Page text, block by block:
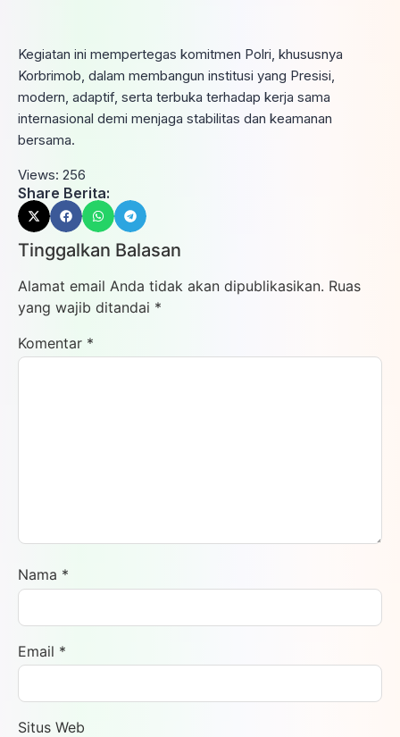
Kegiatan ini mempertegas komitmen Polri, khususnya
Korbrimob, dalam membangun institusi yang Presisi,
modern, adaptif, serta terbuka terhadap kerja sama
internasional demi menjaga stabilitas dan keamanan
bersama.
Views: 256
Share Berita:
Tinggalkan Balasan
Alamat email Anda tidak akan dipublikasikan. Ruas
yang wajib ditandai *
Komentar *
Nama *
Email *
Situs Web